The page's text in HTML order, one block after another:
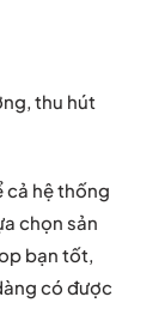
thu hút
cả hệ thống
chọn sản
bạn tốt,
có được